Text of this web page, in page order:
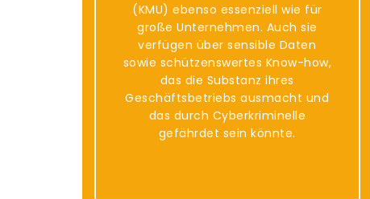
(KMU) ebenso essenziell wie für
große Unternehmen. Auch sie
verfügen über sensible Daten
sowie schützenswertes Know-how,
das die Substanz ihres
Geschäftsbetriebs ausmacht und
das durch Cyberkriminelle
gefährdet sein könnte.